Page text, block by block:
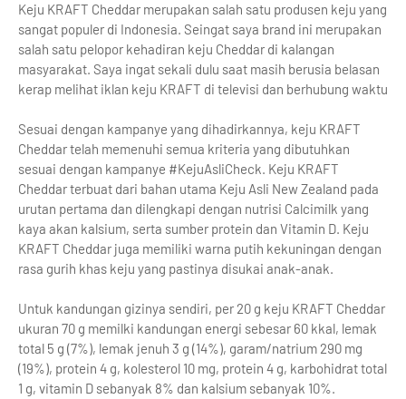
Keju KRAFT Cheddar merupakan salah satu produsen keju yang
sangat populer di Indonesia. Seingat saya brand ini merupakan
salah satu pelopor kehadiran keju Cheddar di kalangan
masyarakat. Saya ingat sekali dulu saat masih berusia belasan
kerap melihat iklan keju KRAFT di televisi dan berhubung waktu
Sesuai dengan kampanye yang dihadirkannya, keju KRAFT
Cheddar telah memenuhi semua kriteria yang dibutuhkan
sesuai dengan kampanye #KejuAsliCheck. Keju KRAFT
Cheddar terbuat dari bahan utama Keju Asli New Zealand pada
urutan pertama dan dilengkapi dengan nutrisi Calcimilk yang
kaya akan kalsium, serta sumber protein dan Vitamin D. Keju
KRAFT Cheddar juga memiliki warna putih kekuningan dengan
rasa gurih khas keju yang pastinya disukai anak-anak.
Untuk kandungan gizinya sendiri, per 20 g keju KRAFT Cheddar
ukuran 70 g memilki kandungan energi sebesar 60 kkal, lemak
total 5 g (7%), lemak jenuh 3 g (14%), garam/natrium 290 mg
(19%), protein 4 g, kolesterol 10 mg, protein 4 g, karbohidrat total
1 g, vitamin D sebanyak 8% dan kalsium sebanyak 10%.